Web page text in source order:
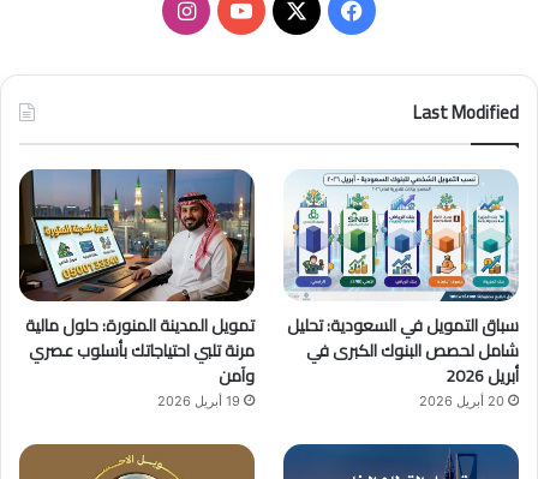
ك
T
u
b
e
ق
ر
ا
م
Last Modified
سباق التمويل في السعودية: تحليل
شامل لحصص البنوك الكبرى في
أبريل 2026
20 أبريل 2026
تمويل المدينة المنورة: حلول مالية
مرنة تلبي احتياجاتك بأسلوب عصري
وآمن
19 أبريل 2026